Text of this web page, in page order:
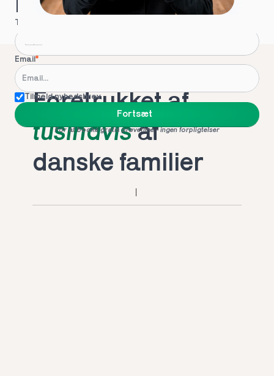
Hvordan kontakter vi dig?
Telefon
Email*
Tilmeld nyhedsbrev
Fortsæt
For at booke gratis prøvetime - ingen forpligtelser
Foretrukket af
tusindvis af
danske familier